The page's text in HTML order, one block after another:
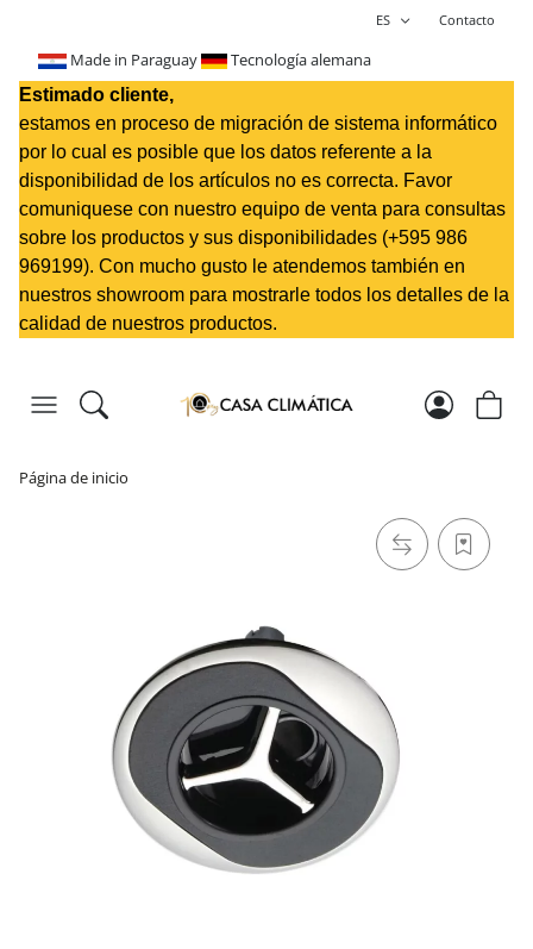
ES Contacto
Made in Paraguay Tecnología alemana
Estimado cliente,
estamos en proceso de migración de sistema informático
por lo cual es posible que los datos referente a la
disponibilidad de los artículos no es correcta. Favor
comuniquese con nuestro equipo de venta para consultas
sobre los productos y sus disponibilidades (+595 986
969199). Con mucho gusto le atendemos también en
nuestros showroom para mostrarle todos los detalles de la
calidad de nuestros productos.
Página de inicio